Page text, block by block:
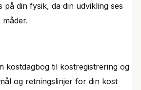
på din fysik, da din udvikling ses
kostdagbog til kostregistrering og
og retningslinjer for din kost